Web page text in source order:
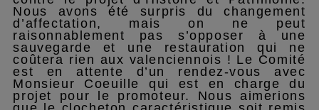
Nous avons été surpris du changement
d’affectation, mais on ne peut
raisonnablement pas s’opposer à une
sauvegarde et une restauration qui ne
coûtera rien aux valenciennois ! Le Comité
est en attente d’un rendez-vous avec
Monsieur Coeuille qui est en charge du
projet pour le promoteur. Nous aimerions